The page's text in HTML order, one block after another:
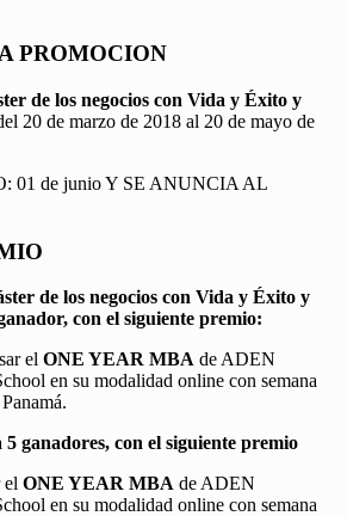
PROMOCION
de los negocios con Vida y Éxito y
20 de marzo de 2018 al 20 de mayo de
01 de junio Y SE ANUNCIA AL
de los negocios con Vida y Éxito y
con el siguiente premio:
el ONE YEAR MBA de ADEN
en su modalidad online con semana
ganadores, con el siguiente premio
el ONE YEAR MBA de ADEN
en su modalidad online con semana